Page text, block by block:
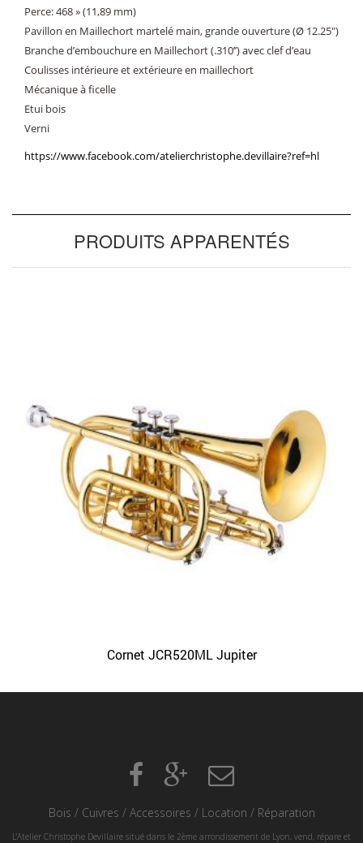
Perce: 468 » (11,89 mm)
Pavillon en Maillechort martelé main, grande ouverture (Ø 12.25″)
Branche d’embouchure en Maillechort (.310’’) avec clef d’eau
Coulisses intérieure et extérieure en maillechort
Mécanique à ficelle
Etui bois
Verni
https://www.facebook.com/atelierchristophe.devillaire?ref=hl
PRODUITS APPARENTÉS
Cornet JCR520ML Jupiter
Bois / Cuivres / Accessoires / Location / Réparation
L'Atelier Christophe Devillaire situé dans le 2ème arrondissement de Lyon, vend, répare et